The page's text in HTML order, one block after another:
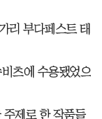
리 부다페스트 태
츠에 수용됐었으
제로 한 작품들